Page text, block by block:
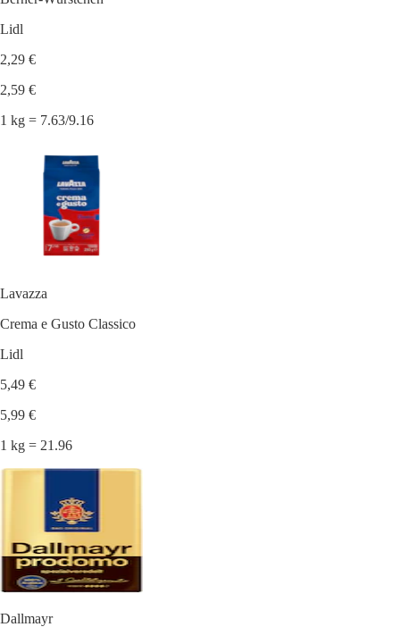
Lidl
2,29 €
2,59 €
1 kg = 7.63/9.16
Lavazza
Crema e Gusto Classico
Lidl
5,49 €
5,99 €
1 kg = 21.96
Dallmayr